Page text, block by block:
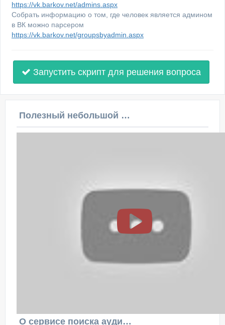
https://vk.barkov.net/admins.aspx
Собрать информацию о том, где человек является админом
в ВК можно парсером
https://vk.barkov.net/groupsbyadmin.aspx
Запустить скрипт для решения вопроса
Полезный небольшой видеоурок по этой теме
О сервисе поиска аудитории ВКонтакте